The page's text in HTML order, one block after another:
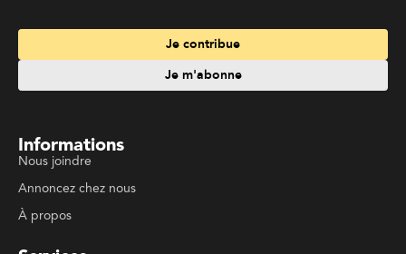
Informations
Services
Travailler à La Liberté
Emplois en français